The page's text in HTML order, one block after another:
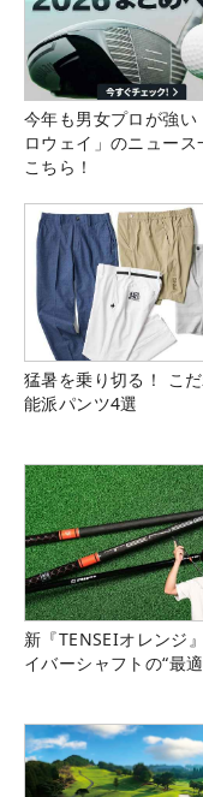
今年も男女プロが強い
ロウェイ」のニュース
こちら！
猛暑を乗り切る！ こ
能派パンツ4選
新『TENSEIオレンジ
イバーシャフトの“最